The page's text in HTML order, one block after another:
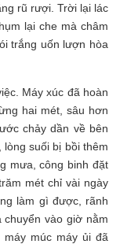
rũ rượi. Trời lại lác
lại che mà châm
trắng uốn lượn hòa
Máy xúc đã hoàn
hai mét, sâu hơn
chảy dần về bên
suối bị bồi thêm
mưa, công binh đặt
mét chỉ vài ngày
làm gì được, rãnh
chuyển vào giờ nằm
múc máy ủi đã